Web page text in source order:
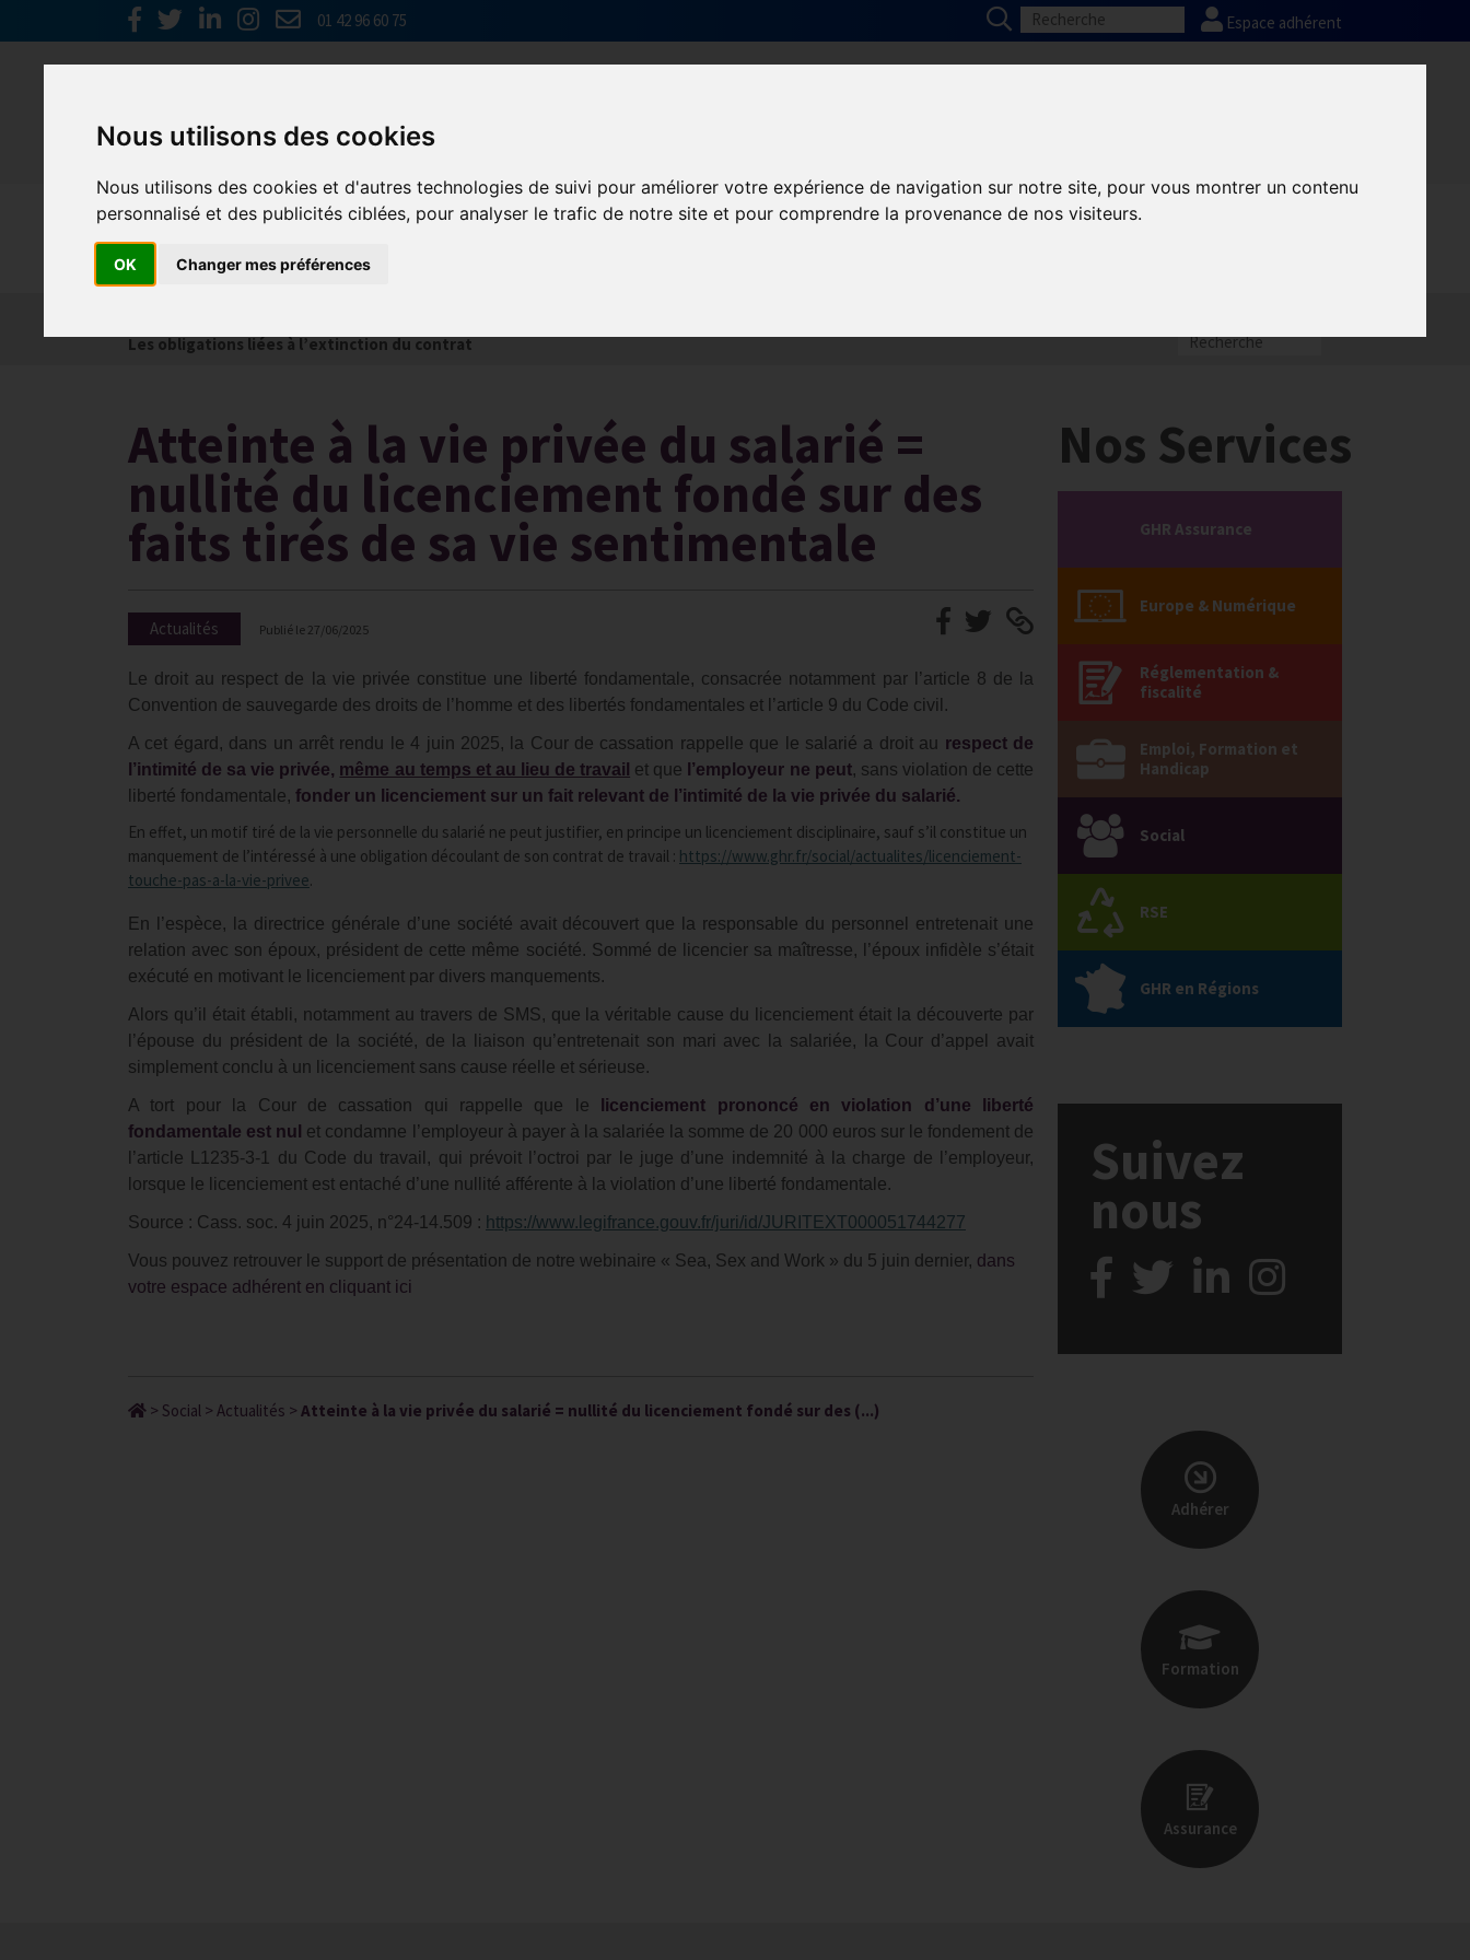
Nous utilisons des cookies
Nous utilisons des cookies et d'autres technologies de suivi pour améliorer votre expérience de navigation sur notre site, pour vous montrer un contenu
personnalisé et des publicités ciblées, pour analyser le trafic de notre site et pour comprendre la provenance de nos visiteurs.
OK Changer mes préférences
01 42 96 60 75 Espace adhérent
Social
Les obligations liées à l’extinction du contrat
Atteinte à la vie privée du salarié =
nullité du licenciement fondé sur des
faits tirés de sa vie sentimentale
Actualités Publié le 27/06/2025
Le droit au respect de la vie privée constitue une liberté fondamentale, consacrée notamment par l’article 8 de la
Convention de sauvegarde des droits de l’homme et des libertés fondamentales et l’article 9 du Code civil.
A cet égard, dans un arrêt rendu le 4 juin 2025, la Cour de cassation rappelle que le salarié a droit au respect de
l’intimité de sa vie privée, même au temps et au lieu de travail et que l’employeur ne peut, sans violation de cette
liberté fondamentale, fonder un licenciement sur un fait relevant de l’intimité de la vie privée du salarié.
En effet, un motif tiré de la vie personnelle du salarié ne peut justifier, en principe un licenciement disciplinaire, sauf s’il constitue un
manquement de l’intéressé à une obligation découlant de son contrat de travail : https://www.ghr.fr/social/actualites/licenciement-
touche-pas-a-la-vie-privee.
En l’espèce, la directrice générale d’une société avait découvert que la responsable du personnel entretenait une
relation avec son époux, président de cette même société. Sommé de licencier sa maîtresse, l’époux infidèle s’était
exécuté en motivant le licenciement par divers manquements.
Alors qu’il était établi, notamment au travers de SMS, que la véritable cause du licenciement était la découverte par
l’épouse du président de la société, de la liaison qu’entretenait son mari avec la salariée, la Cour d’appel avait
simplement conclu à un licenciement sans cause réelle et sérieuse.
A tort pour la Cour de cassation qui rappelle que le
licenciement prononcé en violation d’une liberté
fondamentale est nul et condamne l’employeur à payer à la salariée la somme de 20 000 euros sur le fondement de
l’article L1235-3-1 du Code du travail, qui prévoit l’octroi par le juge d’une indemnité à la charge de l’employeur,
lorsque le licenciement est entaché d’une nullité afférente à la violation d’une liberté fondamentale.
Source : Cass. soc. 4 juin 2025, n°24-14.509 : https://www.legifrance.gouv.fr/juri/id/JURITEXT000051744277
Vous pouvez retrouver le support de présentation de notre webinaire « Sea, Sex and Work » du 5 juin dernier, dans
votre espace adhérent en cliquant ici
> Social > Actualités > Atteinte à la vie privée du salarié = nullité du licenciement fondé sur des (...)
Nos Services
GHR Assurance
Europe & Numérique
Réglementation &
fiscalité
Emploi, Formation et
Handicap
Social
RSE
GHR en Régions
Suivez
nous
Adhérer
Formation
Assurance